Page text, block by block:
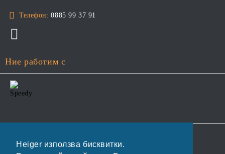
Heiger използва бисквитки.
Телефон: 0885 99 37 91
Ние работим с